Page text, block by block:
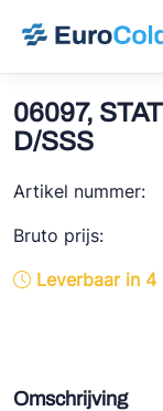
info@eurocold.nl
Merken
BOCK
REFFLEX®
Koudemiddelen
Diensten
Nieuws
Over ons
06097,
D/SSS
Artikel nummer:
Bruto prijs:
Leverbaar in
Omschrijving